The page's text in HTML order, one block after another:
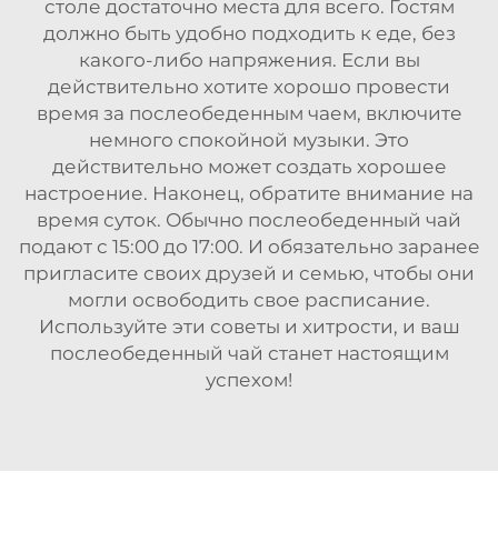
столе достаточно места для всего. Гостям
должно быть удобно подходить к еде, без
какого-либо напряжения. Если вы
действительно хотите хорошо провести
время за послеобеденным чаем, включите
немного спокойной музыки. Это
действительно может создать хорошее
настроение. Наконец, обратите внимание на
время суток. Обычно послеобеденный чай
подают с 15:00 до 17:00. И обязательно заранее
пригласите своих друзей и семью, чтобы они
могли освободить свое расписание.
Используйте эти советы и хитрости, и ваш
послеобеденный чай станет настоящим
успехом!